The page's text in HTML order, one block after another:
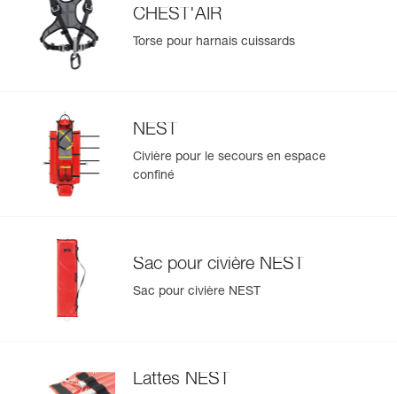
CHEST'AIR
Torse pour harnais cuissards
NEST
Civière pour le secours en espace
confiné
Sac pour civière NEST
Sac pour civière NEST
Lattes NEST